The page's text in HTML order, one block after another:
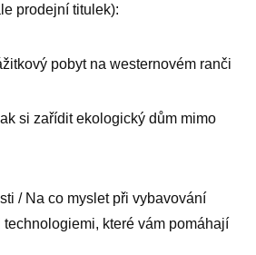
prodejní titulek):
pobyt na westernovém ranči
si zařídit ekologický dům mimo
/ Na co myslet při vybavování
které vám pomáhají